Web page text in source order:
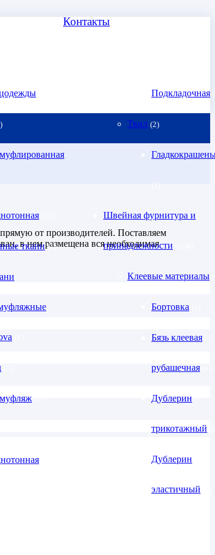
Контакты
ткани (1)
Подкладочная
Твил (2)
(2)
Швейная фурнитура и
принадлежности
Клеевые материалы
Бортовка
Бязь клеевая
рубашечная
Дублерин
трикотажный
Дублерин
эластичный
от производителей. Поставляем
в нем размещена вся необходимая